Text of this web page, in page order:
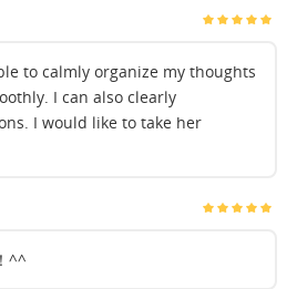
to calmly organize my thoughts
I can also clearly
I would like to take her
^^